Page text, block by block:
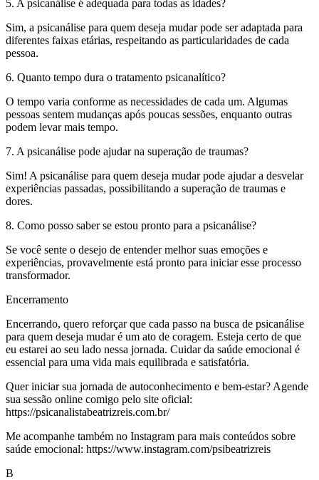
5. A psicanálise é adequada para todas as idades?
Sim, a psicanálise para quem deseja mudar pode ser adaptada para
diferentes faixas etárias, respeitando as particularidades de cada
pessoa.
6. Quanto tempo dura o tratamento psicanalítico?
O tempo varia conforme as necessidades de cada um. Algumas
pessoas sentem mudanças após poucas sessões, enquanto outras
podem levar mais tempo.
7. A psicanálise pode ajudar na superação de traumas?
Sim! A psicanálise para quem deseja mudar pode ajudar a desvelar
experiências passadas, possibilitando a superação de traumas e
dores.
8. Como posso saber se estou pronto para a psicanálise?
Se você sente o desejo de entender melhor suas emoções e
experiências, provavelmente está pronto para iniciar esse processo
transformador.
Encerramento
Encerrando, quero reforçar que cada passo na busca de psicanálise
para quem deseja mudar é um ato de coragem. Esteja certo de que
eu estarei ao seu lado nessa jornada. Cuidar da saúde emocional é
essencial para uma vida mais equilibrada e satisfatória.
Quer iniciar sua jornada de autoconhecimento e bem-estar? Agende
sua sessão online comigo pelo site oficial:
https://psicanalistabeatrizreis.com.br/
Me acompanhe também no Instagram para mais conteúdos sobre
saúde emocional: https://www.instagram.com/psibeatrizreis
B